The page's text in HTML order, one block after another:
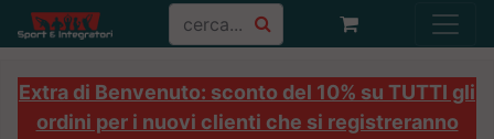
Extra di Benvenuto: sconto del 10% su TUTTI gli
ordini per i nuovi clienti che si registreranno